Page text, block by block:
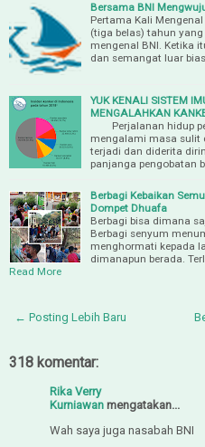
Bersama BNI
Pertama Kali
(tiga belas) tahun
mengenal BNI. Ketika
dan semangat luar
YUK KENALI SISTEM
MENGALAHKAN
Perjalanan hidup
mengalami masa sulit
terjadi dan diderita
panjanga pengobatan
Berbagi Kebaikan
Dompet Dhuafa
Berbagi bisa dimana
Berbagi senyum
menghormati kepada
dimanapun berada.
Read More
← Posting Lebih Baru
318 komentar:
Rika Verry
Kurniawan mengatakan...
Wah saya juga nasabah BNI